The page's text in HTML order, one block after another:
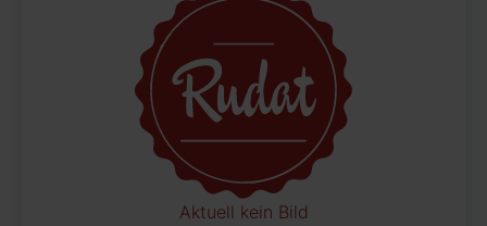
Aktuell kein Bild